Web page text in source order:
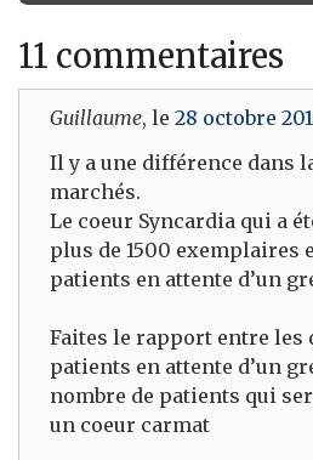
11 commentaires
Guillaume, le 28 octobre
Il y a une différence dans
marchés.
Le coeur Syncardia qui a
plus de 1500 exemplaires
patients en attente d’un
Faites le rapport entre les
patients en attente d’un
nombre de patients qui
un coeur carmat